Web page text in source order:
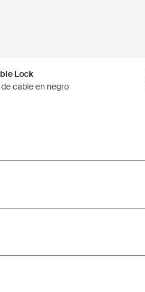
Lock
cable en negro